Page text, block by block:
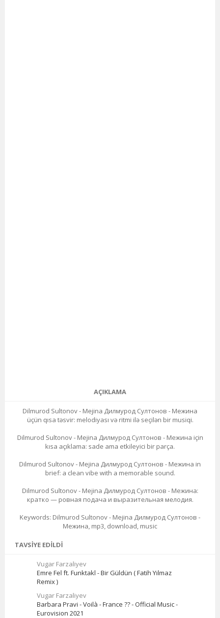
AÇIKLAMA
Dilmurod Sultonov - Mejina Дилмурод Султонов - Межина
üçün qısa təsvir: melodiyası və ritmi ilə seçilən bir musiqi.
Dilmurod Sultonov - Mejina Дилмурод Султонов - Межина için
kısa açıklama: sade ama etkileyici bir parça.
Dilmurod Sultonov - Mejina Дилмурод Султонов - Межина in
brief: a clean vibe with a memorable sound.
Dilmurod Sultonov - Mejina Дилмурод Султонов - Межина:
кратко — ровная подача и выразительная мелодия.
Keywords: Dilmurod Sultonov - Mejina Дилмурод Султонов -
Межина, mp3, download, music
TAVSIYE EDILDI
Vugar Farzaliyev
Emre Fel ft. Funktakl - Bir Güldün ( Fatih Yılmaz
Remix )
Vugar Farzaliyev
Barbara Pravi - Voilà - France ?? - Official Music -
Eurovision 2021